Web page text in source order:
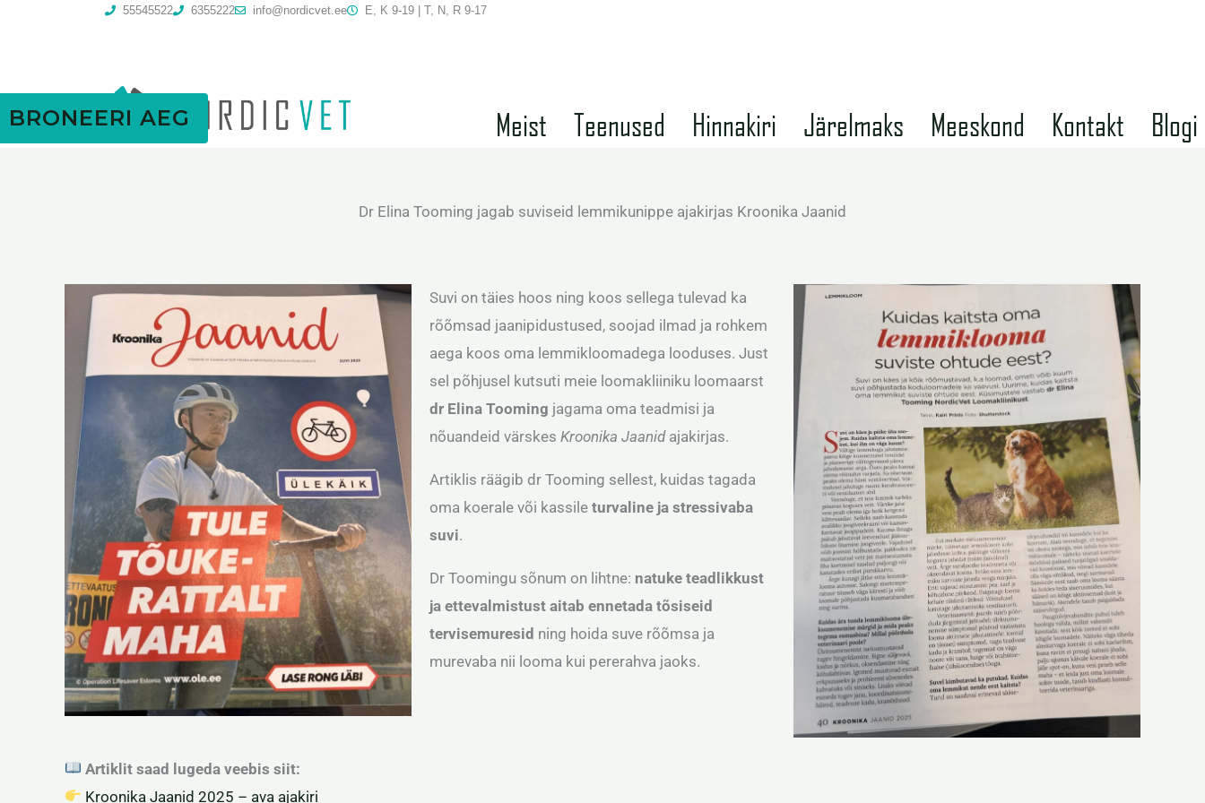
55545522 6355222 info@nordicvet.ee E, K 9-19 | T, N, R 9-17
BRONEERI AEG Meist Teenused Hinnakiri Järelmaks Meeskond Kontakt Blogi
Dr Elina Tooming jagab suviseid lemmikunippe ajakirjas Kroonika Jaanid
Suvi on täies hoos ning koos sellega tulevad ka
rõõmsad jaanipidustused, soojad ilmad ja rohkem
aega koos oma lemmikloomadega looduses. Just
sel põhjusel kutsuti meie loomakliiniku loomaarst
dr Elina Tooming jagama oma teadmisi ja
nõuandeid värskes Kroonika Jaanidajakirjas.
Artiklis räägib dr Tooming sellest, kuidas tagada
oma koerale või kassile turvaline ja stressivaba
suvi.
Dr Toomingu sõnum on lihtne: natuke teadlikkust
ja ettevalmistust aitab ennetada tõsiseid
tervisemuresid ning hoida suve rõõmsa ja
murevaba nii looma kui pererahva jaoks.
Artiklit saad lugeda veebis siit:
Kroonika Jaanid 2025 – ava ajakiri